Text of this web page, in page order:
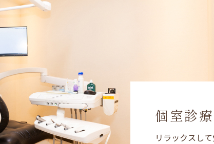
個室診療
リラックスし